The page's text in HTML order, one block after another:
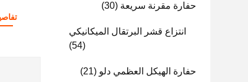
حفارة مقرنة سريعة (30)
انتزاع قشر البرتقال الميكانيكي
(54)
حفارة الهيكل العظمي دلو (21)